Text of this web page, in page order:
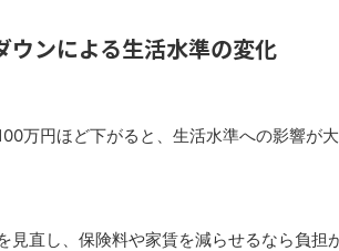
ウンによる生活水準の変化
万円ほど下がると、生活水準への影響が大
見直し、保険料や家賃を減らせるなら負担